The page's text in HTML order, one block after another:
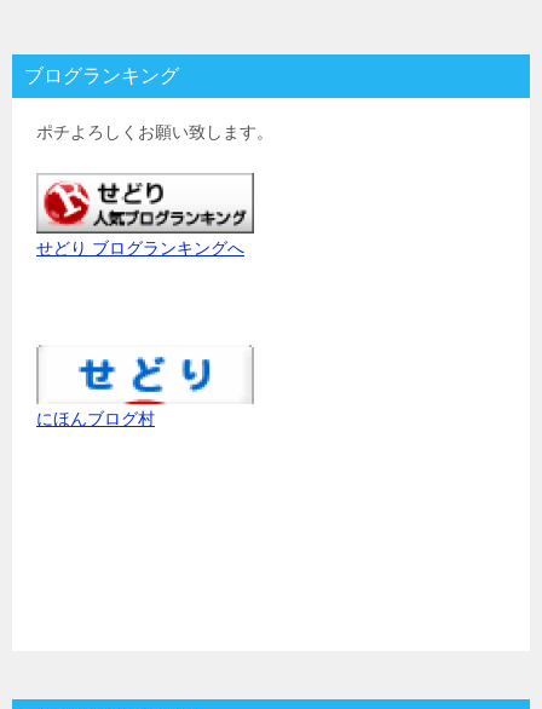
ブログランキング
ポチよろしくお願い致します。
せどり ブログランキングへ
にほんブログ村